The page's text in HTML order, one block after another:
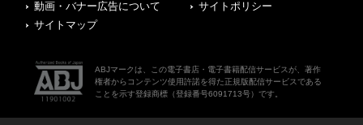
動画・バナー広告について
サイトポリシー
サイトマップ
ABJマークは、この電子書店・電子書籍配信サービスが、著作
権者からコンテンツ使用許諾を得た正規版配信サービスである
ことを示す登録商標（登録番号6091713号）です。